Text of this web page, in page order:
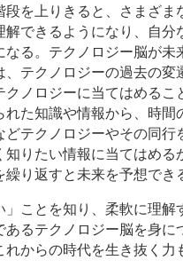
段を上りきると、さまざま
解できるようになり、自分
なる。テクノロジー脳が未
、テクノロジーの過去の変
クノロジーに当てはめるこ
れた知識や情報から、時間
どテクノロジーやその同行
知りたい情報に当てはめる
繰り返すと未来を予想でき
」ことを知り、柔軟に理
あるテクノロジー脳を身に
れからの時代を生き抜く力